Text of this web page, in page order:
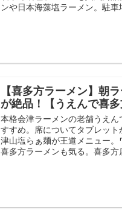
ンや日本海藻塩ラーメン。駐車
【喜多方ラーメン】朝
が絶品！【うえんで喜多
本格会津ラーメンの老舗うえ
すすめ。席についてタブレッ
津山塩らぁ麺が王道メニュー
喜多方ラーメンも気る。喜多方